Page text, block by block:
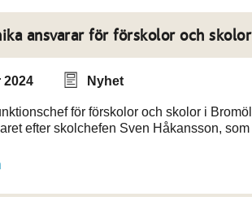
ansvarar för förskolor och skolor
2024 Nyhet
för förskolor och skolor i
efter skolchefen Sven Håkansson, som